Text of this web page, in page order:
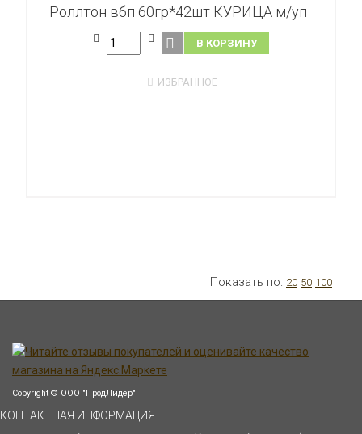
Роллтон вбп 60гр*42шт КУРИЦА м/уп
В КОРЗИНУ
ИЗБРАННОЕ
Показать по: 20 50 100
Copyright © ООО "ПродЛидер"
КОНТАКТНАЯ ИНФОРМАЦИЯ